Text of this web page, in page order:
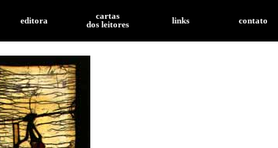
editora
cartas
dos leitores
links contato